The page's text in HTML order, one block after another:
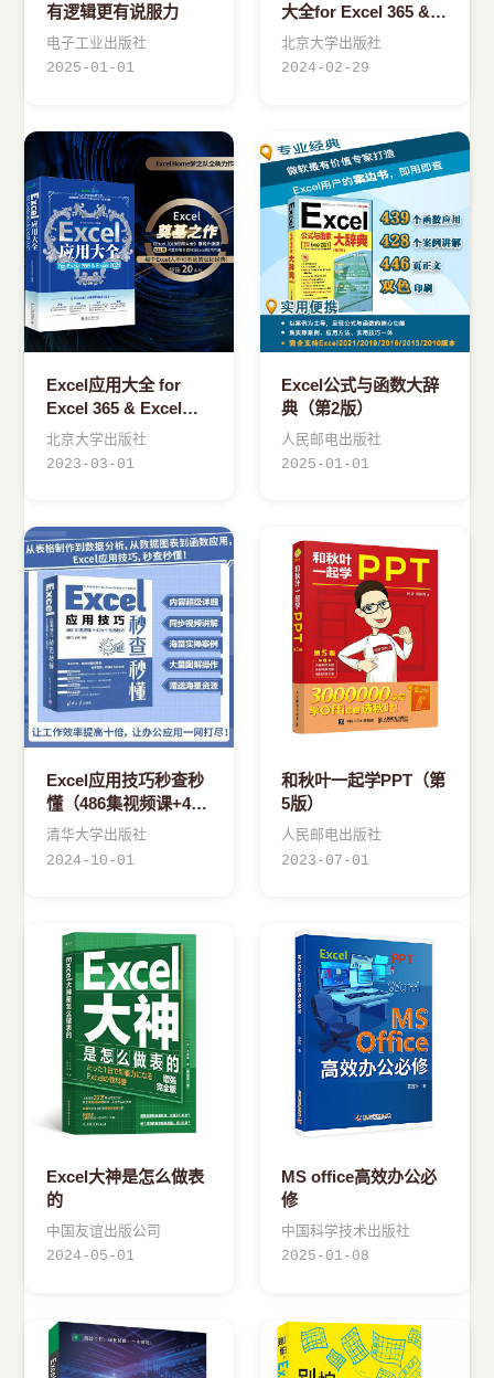
有逻辑更有说服力
电子工业出版社
2025-01-01
大全for Excel 365 &
Excel 2021
北京大学出版社
2024-02-29
Excel应用大全 for
Excel 365 & Excel
2021 Excel Home出品
函数图表VBA/Po
北京大学出版社
2023-03-01
Excel公式与函数大辞
典（第2版）
人民邮电出版社
2025-01-01
Excel应用技巧秒查秒
懂（486集视频课+425
个应用技巧）
清华大学出版社
2024-10-01
和秋叶一起学PPT（第
5版）
人民邮电出版社
2023-07-01
Excel大神是怎么做表
的
中国友谊出版公司
2024-05-01
MS office高效办公必
修
中国科学技术出版社
2025-01-08